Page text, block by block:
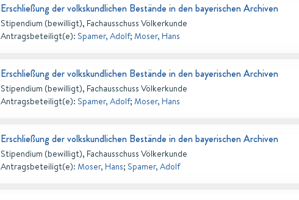
Erschließung der volkskundlichen Bestände in den bayerischen Archiven
Stipendium (bewilligt), Fachausschuss Völkerkunde
Antragsbeteiligt(e): Spamer, Adolf; Moser, Hans
Erschließung der volkskundlichen Bestände in den bayerischen Archiven
Stipendium (bewilligt), Fachausschuss Völkerkunde
Antragsbeteiligt(e): Spamer, Adolf; Moser, Hans
Erschließung der volkskundlichen Bestände in den bayerischen Archiven
Stipendium (bewilligt), Fachausschuss Völkerkunde
Antragsbeteiligt(e): Moser, Hans; Spamer, Adolf